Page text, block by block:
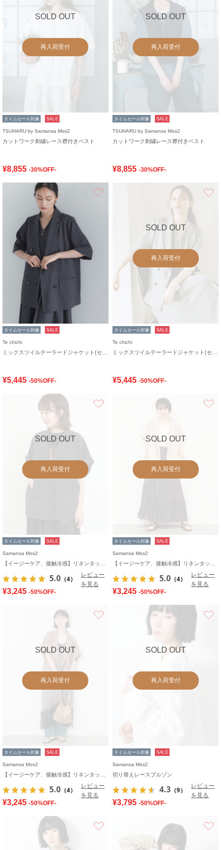
SOLD OUT
再入荷受付
タイムセール対象 SALE
TSUHARU by Samansa Mos2
カットワーク刺繍レース襟付きベスト
¥8,855 -30%OFF-
SOLD OUT
再入荷受付
タイムセール対象 SALE
TSUHARU by Samansa Mos2
カットワーク刺繍レース襟付きベスト
¥8,855 -30%OFF-
タイムセール対象 SALE
Te chichi
¥5,445 -50%OFF-
SOLD OUT
再入荷受付
タイムセール対象 SALE
Te chichi
¥5,445 -50%OFF-
SOLD OUT
再入荷受付
タイムセール対象 SALE
Samansa Mos2
5.0 （4）
レビュー
を見る
¥3,245 -50%OFF-
SOLD OUT
再入荷受付
タイムセール対象 SALE
Samansa Mos2
5.0 （4）
レビュー
を見る
¥3,245 -50%OFF-
SOLD OUT
再入荷受付
タイムセール対象 SALE
Samansa Mos2
5.0 （4）
レビュー
を見る
¥3,245 -50%OFF-
SOLD OUT
再入荷受付
タイムセール対象 SALE
Samansa Mos2
切り替えレースブルゾン
4.3 （9）
レビュー
を見る
¥3,795 -50%OFF-